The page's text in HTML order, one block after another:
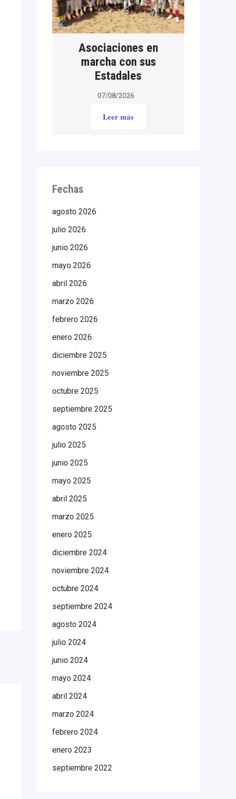
Asociaciones en
marcha con sus
Estadales
07/08/2026
Leer más
Fechas
agosto 2026
julio 2026
junio 2026
mayo 2026
abril 2026
marzo 2026
febrero 2026
enero 2026
diciembre 2025
noviembre 2025
octubre 2025
septiembre 2025
agosto 2025
julio 2025
junio 2025
mayo 2025
abril 2025
marzo 2025
enero 2025
diciembre 2024
noviembre 2024
octubre 2024
septiembre 2024
agosto 2024
julio 2024
junio 2024
mayo 2024
abril 2024
marzo 2024
febrero 2024
enero 2023
septiembre 2022